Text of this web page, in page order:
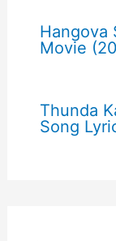
Hangova
Movie
Thunda
Song